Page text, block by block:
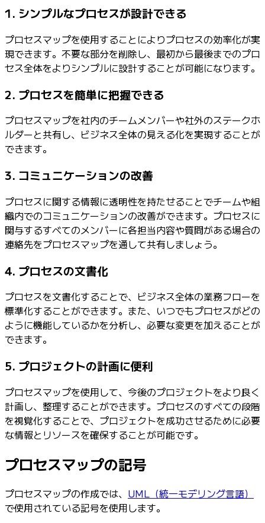
1. シンプルなプロセスが設計できる
プロセスマップを使用することによりプロセスの効率化が実
現できます。不要な部分を削除し、最初から最後までのプロ
セス全体をよりシンプルに設計することが可能になります。
2. プロセスを簡単に把握できる
プロセスマップを社内のチームメンバーや社外のステークホ
ルダーと共有し、ビジネス全体の見える化を実現することが
できます。
3. コミュニケーションの改善
プロセスに関する情報に透明性を持たせることでチームや組
織内でのコミュニケーションの改善ができます。プロセスに
関与するすべてのメンバーに各担当内容や質問がある場合の
連絡先をプロセスマップを通して共有しましょう。
4. プロセスの文書化
プロセスを文書化することで、ビジネス全体の業務フローを
標準化することができます。また、いつでもプロセスがどの
ように機能しているかを分析し、必要な変更を加えることが
できます。
5. プロジェクトの計画に便利
プロセスマップを使用して、今後のプロジェクトをより良く
計画し、整理することができます。プロセスのすべての段階
を視覚化することで、プロジェクトを成功させるために必要
な情報とリソースを確保することが可能です。
プロセスマップの記号
プロセスマップの作成では、 UML（統一モデリング言語）
で使用されている記号を使用します。